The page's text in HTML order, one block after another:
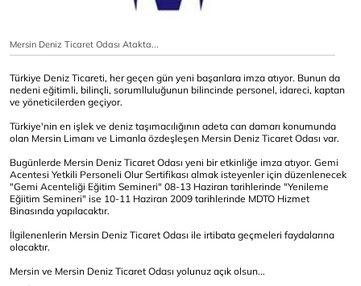
Mersin Deniz Ticaret Odası Atakta...
Türkiye Deniz Ticareti, her geçen gün yeni başarılara imza atıyor. Bunun da
nedeni eğitimli, bilinçli, sorumlluluğunun bilincinde personel, idareci, kaptan
ve yöneticilerden geçiyor.
Türkiye'nin en işlek ve deniz taşımacılığının adeta can damarı konumunda
olan Mersin Limanı ve Limanla özdeşleşen Mersin Deniz Ticaret Odası var.
Bugünlerde Mersin Deniz Ticaret Odası yeni bir etkinliğe imza atıyor. Gemi
Acentesi Yetkili Personeli Olur Sertifikası almak isteyenler için düzenlenecek
"Gemi Acenteliği Eğitim Semineri" 08-13 Haziran tarihlerinde "Yenileme
Eğiitim Semineri" ise 10-11 Haziran 2009 tarihlerinde MDTO Hizmet
Binasında yapılacaktır.
İlgilenenlerin Mersin Deniz Ticaret Odası ile irtibata geçmeleri faydalarına
olacaktır.
Mersin ve Mersin Deniz Ticaret Odası yolunuz açık olsun...